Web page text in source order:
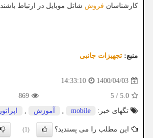
کارشناسان فروش شاتل موبایل در ارتباط باشند.
منبع: تجهیزات جانبی
1400/04/03
14:33:10
5.0
/
5
869
تگهای خبر:
mobile
, آموزش , اپراتور
این مطلب را می پسندید؟ (1)